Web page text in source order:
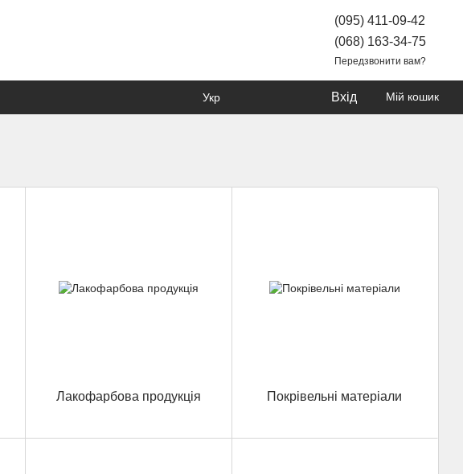
(095) 411-09-42
(068) 163-34-75
Передзвонити вам?
Укр Вхід Мій кошик
Лакофарбова продукція Покрівельні матеріали